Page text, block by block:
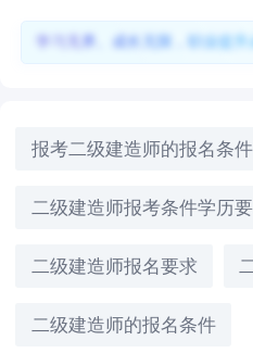
学习无界、成长无限，职业提升
报考二级建造师的报名条件
二级建造师报考条件学历
二级建造师报名要求
二级建造师的报名条件